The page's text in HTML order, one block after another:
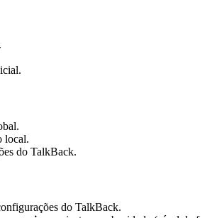
local.
do TalkBack.
do TalkBack.